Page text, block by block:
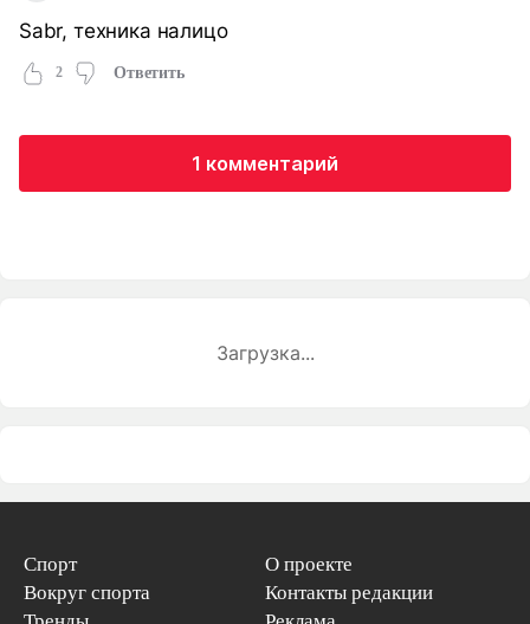
Sabr, техника налицо
2 Ответить
1 комментарий
Загрузка...
Спорт
Вокруг спорта
О проекте
Контакты редакции